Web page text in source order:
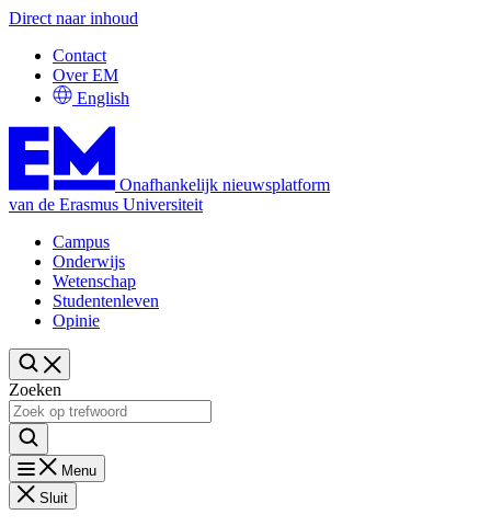
Direct naar inhoud
Contact
Over EM
English
Onafhankelijk nieuwsplatform
van de Erasmus Universiteit
Campus
Onderwijs
Wetenschap
Studentenleven
Opinie
Zoeken
Menu
Sluit